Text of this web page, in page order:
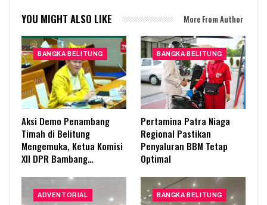
YOU MIGHT ALSO LIKE More From Author
BANGKA BELITUNG
Aksi Demo Penambang
Timah di Belitung
Mengemuka, Ketua Komisi
XII DPR Bambang…
BANGKA BELITUNG
Pertamina Patra Niaga
Regional Pastikan
Penyaluran BBM Tetap
Optimal
ADVENTORIAL BANGKA BELITUNG